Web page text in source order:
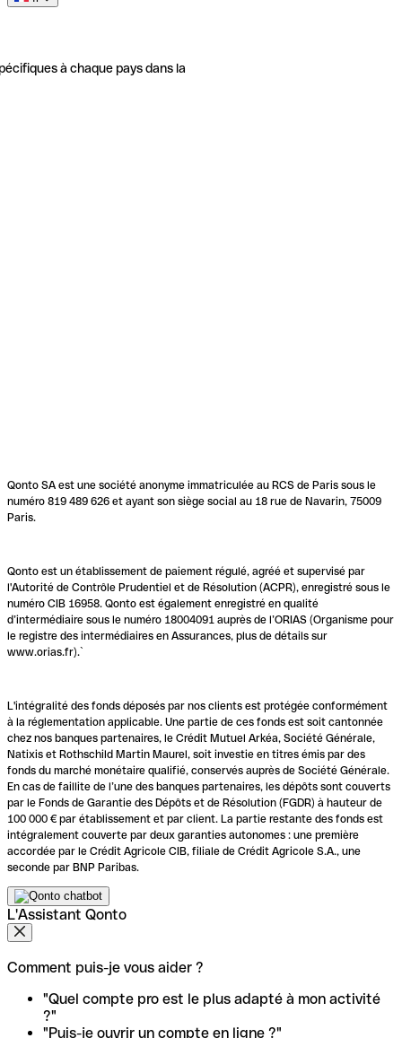
à chaque pays dans la
Qonto SA est une société anonyme immatriculée au RCS de Paris sous le
numéro 819 489 626 et ayant son siège social au 18 rue de Navarin, 75009
Paris.
Qonto est un établissement de paiement régulé, agréé et supervisé par
l'Autorité de Contrôle Prudentiel et de Résolution (ACPR), enregistré sous le
numéro CIB 16958. Qonto est également enregistré en qualité
d’intermédiaire sous le numéro 18004091 auprès de l’ORIAS (Organisme pour
le registre des intermédiaires en Assurances, plus de détails sur
www.orias.fr).`
L'intégralité des fonds déposés par nos clients est protégée conformément
à la réglementation applicable. Une partie de ces fonds est soit cantonnée
chez nos banques partenaires, le Crédit Mutuel Arkéa, Société Générale,
Natixis et Rothschild Martin Maurel, soit investie en titres émis par des
fonds du marché monétaire qualifié, conservés auprès de Société Générale.
En cas de faillite de l’une des banques partenaires, les dépôts sont couverts
par le Fonds de Garantie des Dépôts et de Résolution (FGDR) à hauteur de
100 000 € par établissement et par client. La partie restante des fonds est
intégralement couverte par deux garanties autonomes : une première
accordée par le Crédit Agricole CIB, filiale de Crédit Agricole S.A., une
seconde par BNP Paribas.
L'Assistant Qonto
Comment puis-je vous aider ?
"Quel compte pro est le plus adapté à mon activité
?"
"Puis-je ouvrir un compte en ligne ?"